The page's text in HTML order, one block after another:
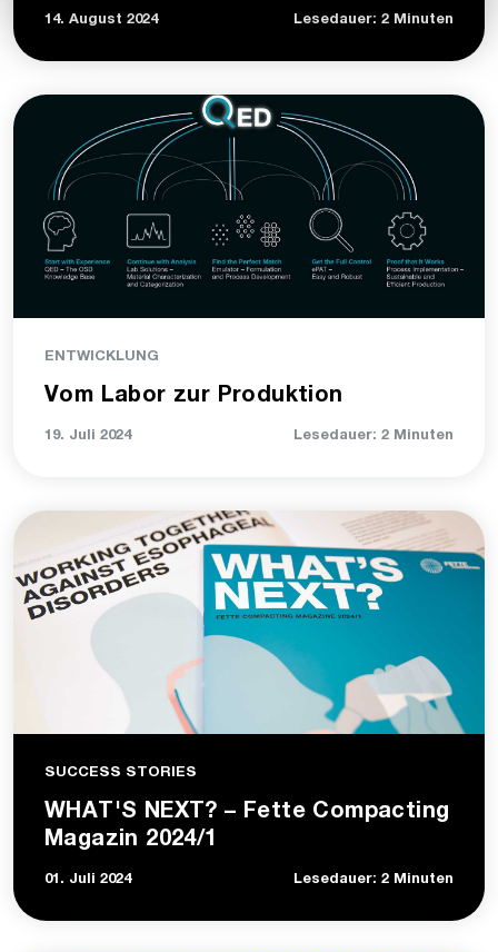
14. August 2024 Lesedauer: 2 Minuten
ENTWICKLUNG
Vom Labor zur Produktion
19. Juli 2024 Lesedauer: 2 Minuten
SUCCESS STORIES
WHAT'S NEXT? – Fette Compacting
Magazin 2024/1
01. Juli 2024 Lesedauer: 2 Minuten